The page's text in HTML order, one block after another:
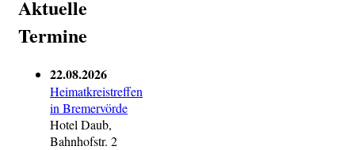
Aktuelle
Termine
22.08.2026
Heimatkreistreffen
in Bremervörde
Hotel Daub,
Bahnhofstr. 2